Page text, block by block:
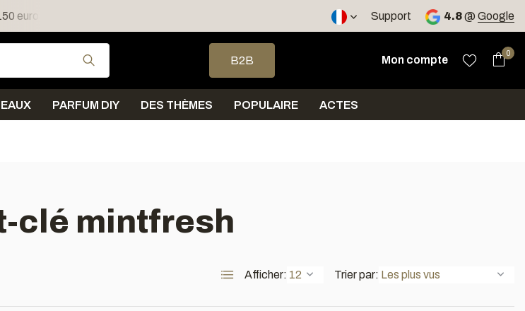
euro dans FR, LU, UK, IE, AT, PL, CZ, RO Expédition sous 5 jours Support 4.8@ Google
Utilisez les flèches haut et bas pour sélectionner le résultat disponible. Appuyez
B2B
Mon compte
0
PARFUM DIY DES THÈMES POPULAIRE ACTES
clé mintfresh
Afficher: Trier par: